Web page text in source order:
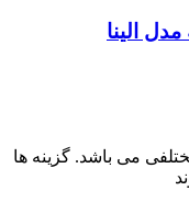
می باشد. گزینه ها